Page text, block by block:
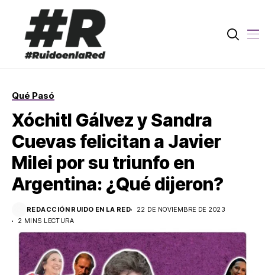
Qué Pasó
Xóchitl Gálvez y Sandra
Cuevas felicitan a Javier
Milei por su triunfo en
Argentina: ¿Qué dijeron?
REDACCIÓN RUIDO EN LA RED
22 DE NOVIEMBRE DE 2023
2 MINS LECTURA